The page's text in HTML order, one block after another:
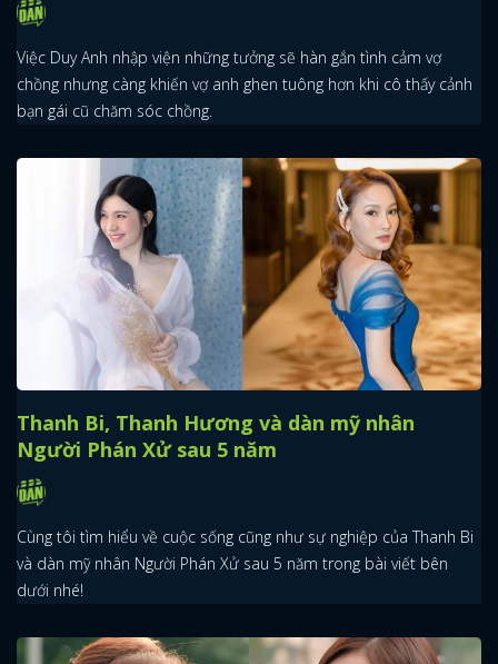
Việc Duy Anh nhập viện những tưởng sẽ hàn gắn tình cảm vợ
chồng nhưng càng khiến vợ anh ghen tuông hơn khi cô thấy cảnh
bạn gái cũ chăm sóc chồng.
Thanh Bi, Thanh Hương và dàn mỹ nhân
Người Phán Xử sau 5 năm
Cùng tôi tìm hiểu về cuộc sống cũng như sự nghiệp của Thanh Bi
và dàn mỹ nhân Người Phán Xử sau 5 năm trong bài viết bên
dưới nhé!